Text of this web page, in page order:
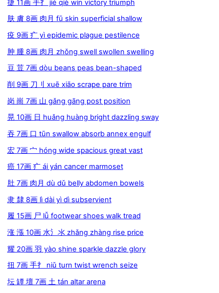
捷 11画 手扌 jié qiè win victory triumph
肤 膚 8画 肉月 fū skin superficial shallow
疫 9画 疒 yì epidemic plague pestilence
肿 腫 8画 肉月 zhǒng swell swollen swelling
豆 荳 7画 dòu beans peas bean-shaped
削 9画 刀刂 xuē xiāo scrape pare trim
岗 崗 7画 山 gǎng gāng post position
晃 10画 日 huǎng huàng bright dazzling sway
吞 7画 口 tūn swallow absorb annex engulf
宏 7画 宀 hóng wide spacious great vast
癌 17画 疒 ái yán cancer marmoset
肚 7画 肉月 dù dǔ belly abdomen bowels
隶 隸 8画 lì dài yì dì subservient
履 15画 尸 lǚ footwear shoes walk tread
涨 漲 10画 水氵氺 zhǎng zhàng rise price
耀 20画 羽 yào shine sparkle dazzle glory
扭 7画 手扌 niǔ turn twist wrench seize
坛 罈 壇 7画 土 tán altar arena